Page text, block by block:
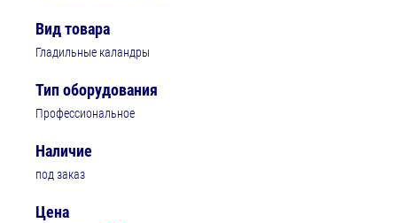
Вид товара
Гладильные каландры
Тип оборудования
Профессиональное
Наличие
под заказ
Цена